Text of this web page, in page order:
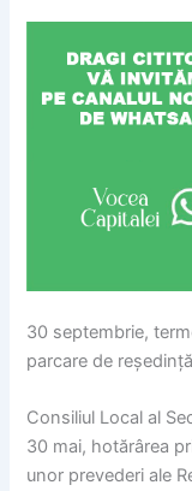
30 septembrie,
parcare de reședință
Consiliul Local al
30 mai, hotărârea
unor prevederi ale